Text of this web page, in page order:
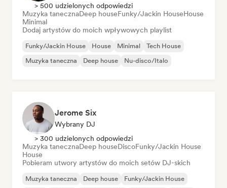
> 500 udzielonych odpowiedzi
Muzyka tanecznaDeep houseFunky/Jackin HouseHouse
Minimal
Dodaj artystów do moich wpływowych playlist
Funky/Jackin House House Minimal
Tech House
Muzyka taneczna
Deep house Nu-disco/Italo
Jerome Six
Wybrany DJ
> 300 udzielonych odpowiedzi
Muzyka tanecznaDeep houseDiscoFunky/Jackin House
House
Pobieram utwory artystów do moich setów DJ-skich
Muzyka taneczna Deep house
Funky/Jackin House